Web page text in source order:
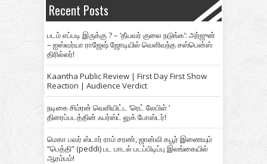
Recent Posts
படம் எப்படி இருக்கு ? – ‘தீயவர் குலை நடுங்க’: அர்ஜுன்
– ஐஸ்வர்யா ராஜேஷ் ஜோடியில் வெளிவந்த சஸ்பென்ஸ்
திரில்லர்!
Kaantha Public Review | First Day First Show
Reaction | Audience Verdict
நடிகை சிம்ரன் வெளியிட்ட ‘ரெட் லேபிள் ‘
திரைப்படத்தின் ஃபர்ஸ்ட் லுக் போஸ்டர்!
மெகா பவர் ஸ்டார் ராம் சரண், ஜான்வி கபூர் இணையும்
“பெத்தி” (peddi) பட பாடல் படப்பிடிப்பு இலங்கையில்
ஆரம்பம்!